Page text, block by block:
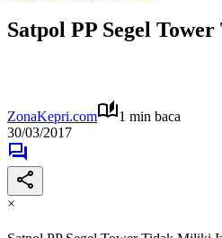
Satpol PP Segel
ZonaKepri.com
1 min baca
30/03/2017
×